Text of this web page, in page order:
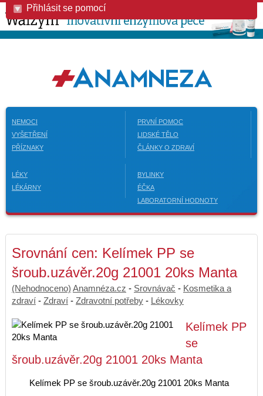
Přihlásit se pomocí
NEMOCI
VYŠETŘENÍ
PŘÍZNAKY
PRVNÍ POMOC
LIDSKÉ TĚLO
ČLÁNKY O ZDRAVÍ
LÉKY
LÉKÁRNY
BYLINKY
ÉČKA
LABORATORNÍ HODNOTY
Srovnání cen: Kelímek PP se
šroub.uzávěr.20g 21001 20ks Manta
(Nehodnoceno) Anamnéza.cz - Srovnávač - Kosmetika a
zdraví - Zdraví - Zdravotní potřeby - Lékovky
Kelímek PP
se
šroub.uzávěr.20g 21001 20ks Manta
Kelímek PP se šroub.uzávěr.20g 21001 20ks Manta